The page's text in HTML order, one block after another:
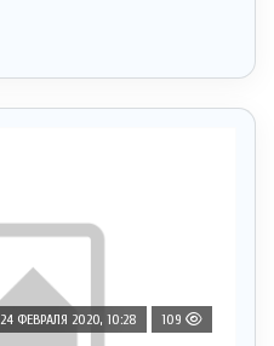
24 ФЕВРАЛЯ 2020, 10:28 109